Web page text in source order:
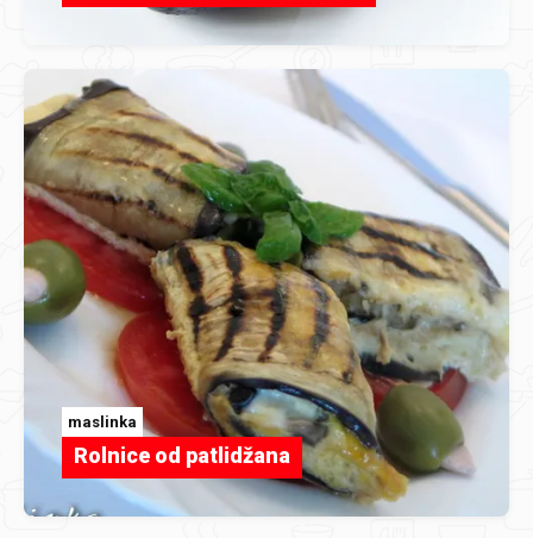
maslinka
Rolnice od patlidžana